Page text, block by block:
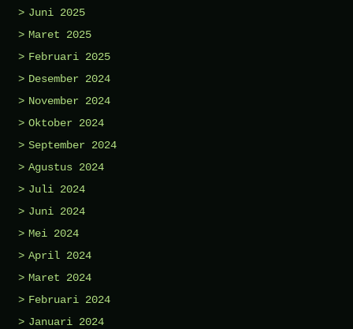
Juni 2025
Maret 2025
Februari 2025
Desember 2024
November 2024
Oktober 2024
September 2024
Agustus 2024
Juli 2024
Juni 2024
Mei 2024
April 2024
Maret 2024
Februari 2024
Januari 2024